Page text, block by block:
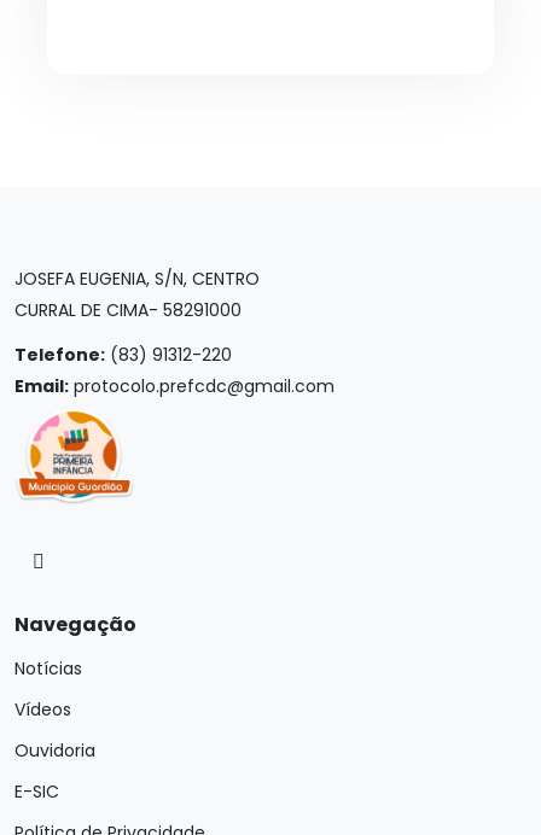
JOSEFA EUGENIA, S/N, CENTRO
CURRAL DE CIMA- 58291000
Telefone: (83) 91312-220
Email: protocolo.prefcdc@gmail.com
Navegação
Notícias
Vídeos
Ouvidoria
E-SIC